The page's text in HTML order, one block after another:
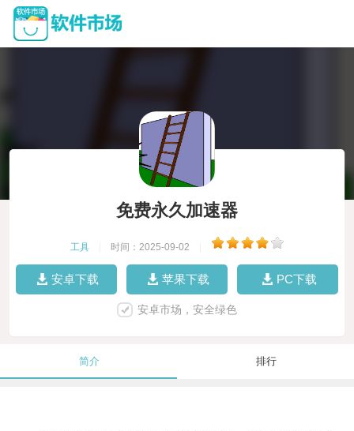
免费永久加速器
工具 时间：2025-09-02
安卓下载 苹果下载 PC下载
安卓市场，安全绿色
简介 排行